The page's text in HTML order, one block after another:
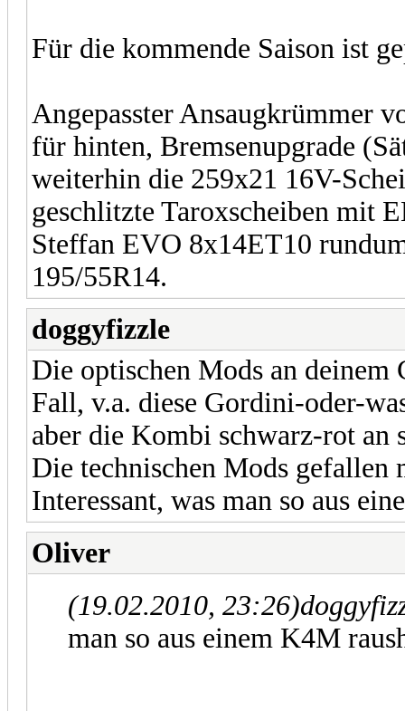
Für die kommende Saison ist
Angepasster Ansaugkrümmer
für hinten, Bremsenupgrade
weiterhin die 259x21 16V-
geschlitzte Taroxscheiben mit
Steffan EVO 8x14ET10
195/55R14.
doggyfizzle
Die optischen Mods an
Fall, v.a. diese Gordini-oder-
aber die Kombi schwarz-rot an
Die technischen Mods
Interessant, was man so aus
Oliver
(19.02.2010, 23:26)
man so aus einem K4M